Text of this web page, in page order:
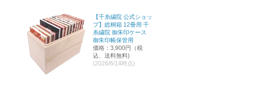
【千糸繍院 公式ショッ
プ】総桐箱 12冊用 千
糸繍院 御朱印ケース
御朱印帳保管用
価格：3,900円（税
込、送料無料)
(2026/6/14時点)